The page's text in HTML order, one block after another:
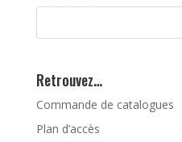
Retrouvez…
Commande de catalogues
Plan d’accès